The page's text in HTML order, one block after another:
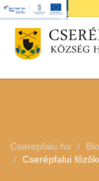
Cserepfalu.hu
Cserépfalui